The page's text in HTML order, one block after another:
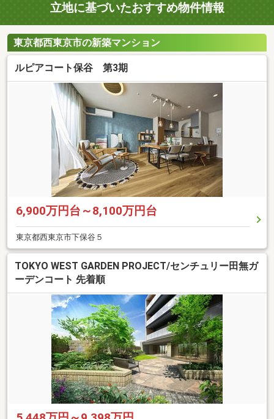
立地に基づいたおすすめ物件情報
東京都西東京市の新築マンション
ルピアコート保谷 第3期
6,900万円台～8,100万円台
東京都西東京市下保谷５
TOKYO WEST GARDEN PROJECT/センチュリー田無ガ
ーデンコート 先着順